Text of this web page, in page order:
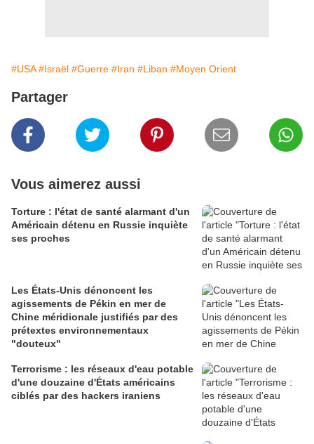
#USA #Israël #Guerre #Iran #Liban #Moyen Orient
Partager
Vous aimerez aussi
Torture : l'état de santé alarmant d'un
Américain détenu en Russie inquiète
ses proches
Les États-Unis dénoncent les
agissements de Pékin en mer de
Chine méridionale justifiés par des
prétextes environnementaux
"douteux"
Terrorisme : les réseaux d'eau potable
d'une douzaine d'États américains
ciblés par des hackers iraniens